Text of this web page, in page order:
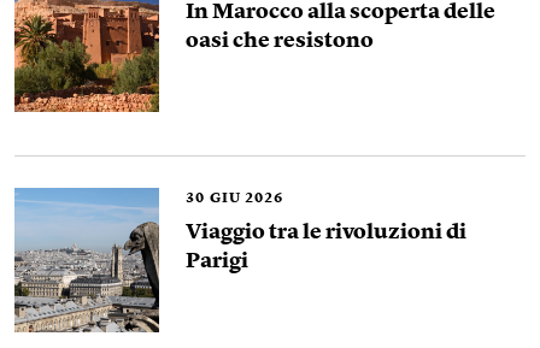
In Marocco alla scoperta delle
oasi che resistono
30 GIU 2026
Viaggio tra le rivoluzioni di
Parigi